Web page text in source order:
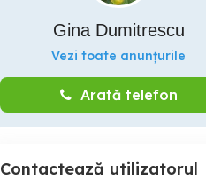
Gina Dumitrescu
Vezi toate anunțurile
Arată telefon
Contactează utilizatorul